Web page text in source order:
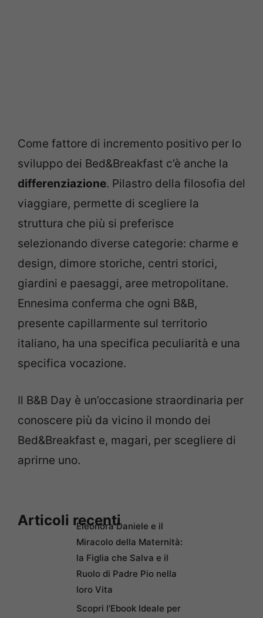
Come fattore di incremento positivo per lo
sviluppo dei Bed&Breakfast c’è anche la
differenziazione. Pilastro della filosofia del
viaggiare, permette di scegliere la
struttura che più si preferisce
selezionando diverse categorie: charme e
design, dimore storiche, centri storici,
giardini e paesaggi, aree metropolitane.
Ennesima conferma che ogni B&B,
presente capillarmente sul territorio
italiano, ha una specifica peculiarità e una
specifica vocazione.
Il B&B Day è un’occasione straordinaria per
conoscere più da vicino il mondo dei
Bed&Breakfast e, magari, per scegliere di
aprirne uno.
Articoli recentiEleonora Daniele e il
Miracolo della Maternità:
la Figlia che Salva e il
Ruolo di Padre Pio nella
loro Vita
Scopri l’Ebook Ideale per